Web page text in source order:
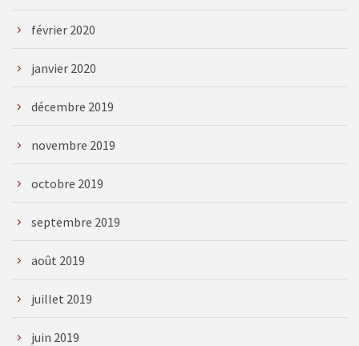
février 2020
janvier 2020
décembre 2019
novembre 2019
octobre 2019
septembre 2019
août 2019
juillet 2019
juin 2019